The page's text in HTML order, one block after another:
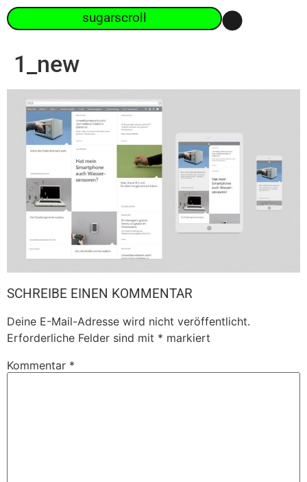
sugarscroll
1_new
SCHREIBE EINEN KOMMENTAR
Deine E-Mail-Adresse wird nicht veröffentlicht.
Erforderliche Felder sind mit * markiert
Kommentar *